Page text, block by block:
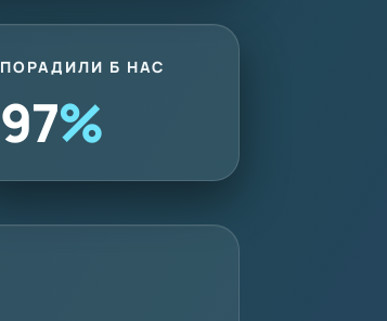
ПОРАДИЛИ Б НАС
97%